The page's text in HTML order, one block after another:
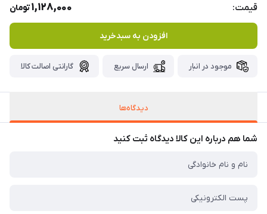
قیمت: 1,128,000تومان
افزودن به سبدخرید
موجود در انبار ارسال سریع گارانتی اصالت کالا
دیدگاه‌ها
شما هم درباره این کالا دیدگاه ثبت کنید